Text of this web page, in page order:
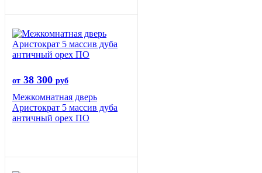
от 38 300 руб
Межкомнатная дверь
Аристократ 5 массив дуба
античный орех ПО